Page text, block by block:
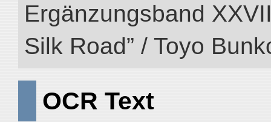
Ergänzungsband
Silk Road” / Toyo
OCR Text